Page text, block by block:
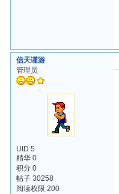
信天谨游
管理员
UID 5
精华 0
积分 0
帖子 30258
阅读权限 200